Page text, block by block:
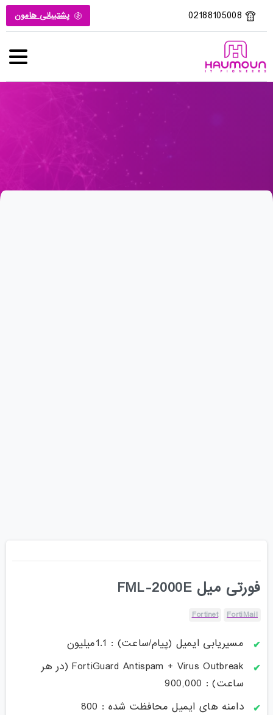
02188105008 پشتیبانی هامون
فورتی میل FML-2000E
FortiMail
Fortinet
مسیریابی ایمیل (پیام/ساعت) : 1.1میلیون
FortiGuard Antispam + Virus Outbreak (در هر
ساعت) : 900,000
دامنه های ایمیل محافظت شده : 800